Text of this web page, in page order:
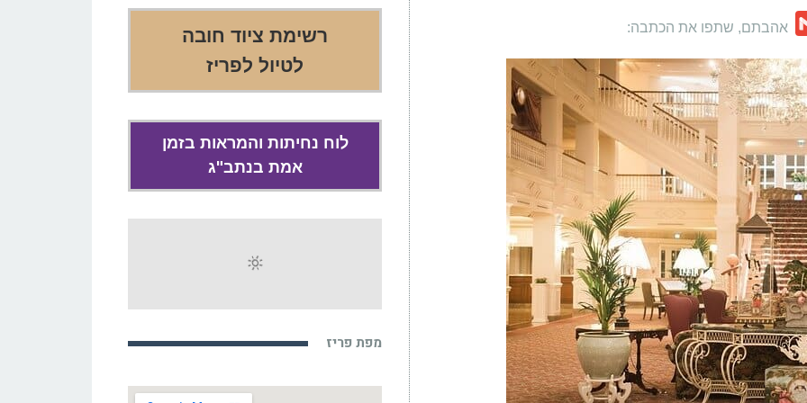
Gmail
אהבתם, שתפו את הכתבה:
רשימת ציוד חובה
לטיול לפריז
לוח נחיתות והמראות בזמן
אמת בנתב"ג
מפת פריז